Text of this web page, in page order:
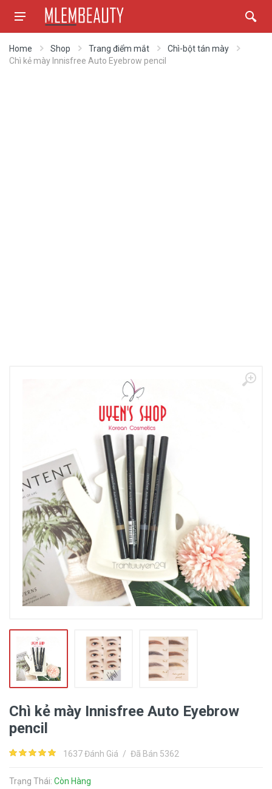
Home Shop Trang điểm mắt
Chì-bột tán mày
Chì kẻ mày Innisfree Auto Eyebrow pencil
Chì kẻ mày Innisfree Auto Eyebrow
pencil
1637 Đánh Giá / Đã Bán 5362
Trạng Thái: Còn Hàng